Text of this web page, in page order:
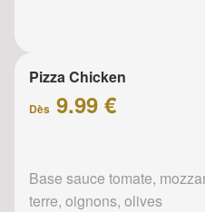
Pizza Chicken
Dès 9.99 €
Base sauce tomate,
terre, oignons, olives